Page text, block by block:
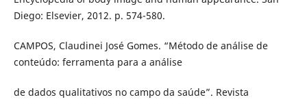
Diego: Elsevier, 2012. p. 574-580.
CAMPOS, Claudinei José Gomes. “Método de análise de
conteúdo: ferramenta para a análise
de dados qualitativos no campo da saúde”. Revista